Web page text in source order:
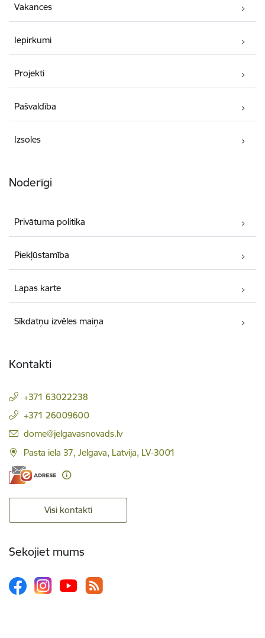
Vakances
Iepirkumi
Projekti
Pašvaldība
Izsoles
Noderīgi
Privātuma politika
Piekļūstamība
Lapas karte
Sīkdatņu izvēles maiņa
Kontakti
+371 63022238
+371 26009600
E-pasts:
dome@jelgavasnovads.lv
Pasta iela 37, Jelgava, Latvija, LV-3001
Visi kontakti
Sekojiet mums